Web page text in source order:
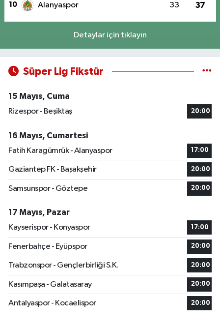
10 Alanyaspor 33 37
Detaylar için tıklayın
Süper Lig Fikstür
15 Mayıs, Cuma
Rizespor - Beşiktaş
20:00
16 Mayıs, Cumartesi
Fatih Karagümrük - Alanyaspor
17:00
Gaziantep FK - Başakşehir 20:00
Samsunspor - Göztepe 20:00
17 Mayıs, Pazar
Kayserispor - Konyaspor
17:00
Fenerbahçe - Eyüpspor 20:00
Trabzonspor - Gençlerbirliği S.K. 20:00
Kasımpaşa - Galatasaray 20:00
Antalyaspor - Kocaelispor 20:00